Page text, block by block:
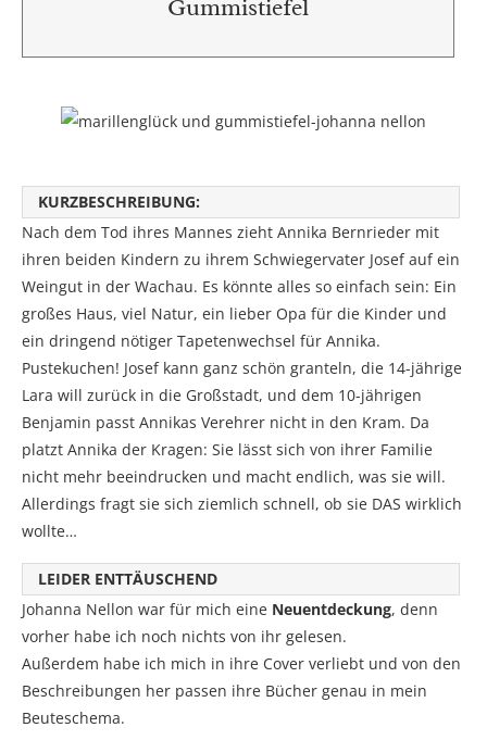
Gummistiefel
KURZBESCHREIBUNG:
Nach dem Tod ihres Mannes zieht Annika Bernrieder mit
ihren beiden Kindern zu ihrem Schwiegervater Josef auf ein
Weingut in der Wachau. Es könnte alles so einfach sein: Ein
großes Haus, viel Natur, ein lieber Opa für die Kinder und
ein dringend nötiger Tapetenwechsel für Annika.
Pustekuchen! Josef kann ganz schön granteln, die 14-jährige
Lara will zurück in die Großstadt, und dem 10-jährigen
Benjamin passt Annikas Verehrer nicht in den Kram. Da
platzt Annika der Kragen: Sie lässt sich von ihrer Familie
nicht mehr beeindrucken und macht endlich, was sie will.
Allerdings fragt sie sich ziemlich schnell, ob sie DAS wirklich
wollte…
LEIDER ENTTÄUSCHEND
Johanna Nellon war für mich eine Neuentdeckung, denn
vorher habe ich noch nichts von ihr gelesen.
Außerdem habe ich mich in ihre Cover verliebt und von den
Beschreibungen her passen ihre Bücher genau in mein
Beuteschema.